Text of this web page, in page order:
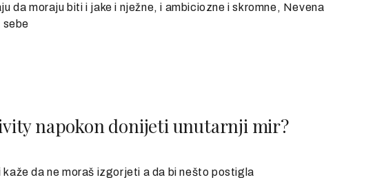
da moraju biti i jake i nježne, i ambiciozne i skromne, Nevena
sebe
napokon donijeti unutarnji mir?
da ne moraš izgorjeti a da bi nešto postigla